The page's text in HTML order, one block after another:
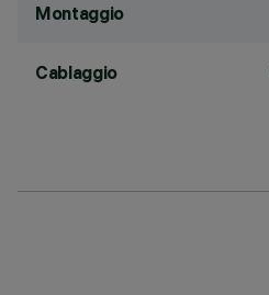
Montaggio
Cablaggio